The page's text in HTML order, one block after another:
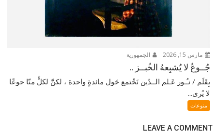
مارس 15, 2026 الجمهورية
جُــوعٌ لا يُشبِعهُ الخُبــز ..
بِقَلَم / نـُـور عَـلم الــدّين نَجْتمع حَول مائدةٍ واحدة ، لكنَّ لكلٍّ منّا جوعًا
لا يُرى...
منوعات
LEAVE A COMMENT